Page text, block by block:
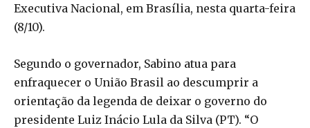
Executiva Nacional, em Brasília, nesta quarta-feira
(8/10).
Segundo o governador, Sabino atua para
enfraquecer o União Brasil ao descumprir a
orientação da legenda de deixar o governo do
presidente Luiz Inácio Lula da Silva (PT). “O